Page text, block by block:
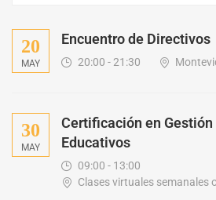
20
MAY
Encuentro de Directivos
20:00 - 21:30
30
MAY
Certificación en Gestión
Educativos
09:00 - 13:00
Clases virtuales semanales